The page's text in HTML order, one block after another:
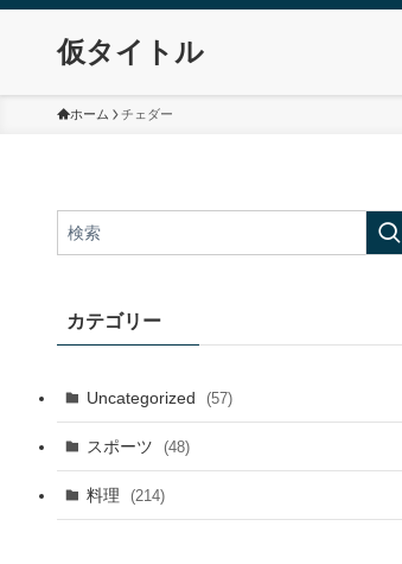
仮タイトル
ホーム チェダー
カテゴリー
Uncategorized (57)
スポーツ (48)
料理 (214)